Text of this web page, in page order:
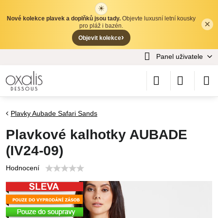
✕
×
☀
Nové kolekce plavek a doplňků jsou tady. Objevte luxusní letní kousky
pro pláž i bazén.
Objevit kolekce›
Panel uživatele
Plavky Aubade Safari Sands
Plavkové kalhotky AUBADE
(IV24-09)
Hodnocení